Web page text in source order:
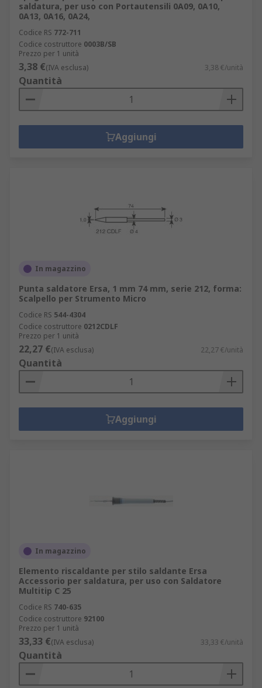
saldatura, per uso con Portautensili 0A09, 0A10,
0A13, 0A16, 0A24,
Codice RS 772-711
Codice costruttore 0003B/SB
Prezzo per 1 unità
3,38 €(IVA esclusa) 3,38 €/unità
Quantità
Aggiungi
In magazzino
Punta saldatore Ersa, 1 mm 74 mm, serie 212, forma:
Scalpello per Strumento Micro
Codice RS 544-4304
Codice costruttore 0212CDLF
Prezzo per 1 unità
22,27 €(IVA esclusa) 22,27 €/unità
Quantità
Aggiungi
In magazzino
Elemento riscaldante per stilo saldante Ersa
Accessorio per saldatura, per uso con Saldatore
Multitip C 25
Codice RS 740-635
Codice costruttore 92100
Prezzo per 1 unità
33,33 €(IVA esclusa) 33,33 €/unità
Quantità